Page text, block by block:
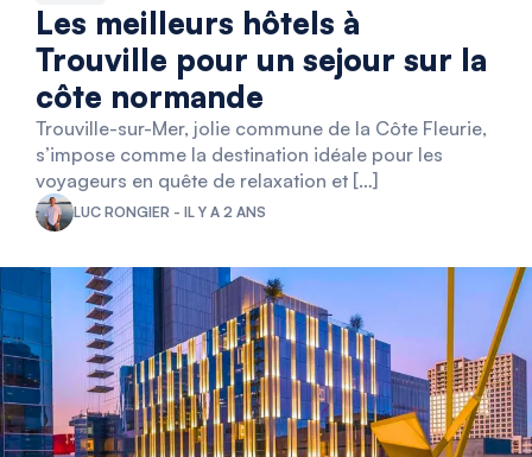
Les meilleurs hôtels à
Trouville pour un sejour sur la
côte normande
Trouville-sur-Mer, jolie commune de la Côte Fleurie,
s’impose comme la destination idéale pour les
voyageurs en quête de relaxation et […]
LUC RONGIER - IL Y A 2 ANS